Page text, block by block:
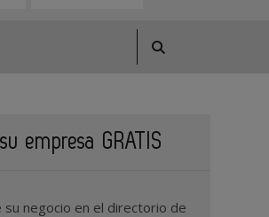
empresa GRATIS
su negocio en el directorio de